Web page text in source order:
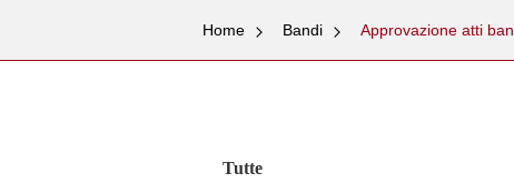
Home Bandi Approvazione atti
Tutte